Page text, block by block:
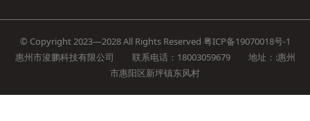
© Copyright 2023—2028 All Rights Reserved 粤ICP备19070018号-1
惠州市浚鹏科技有限公司 联系电话：18003059679 地址：:惠州
市惠阳区新坪镇东风村